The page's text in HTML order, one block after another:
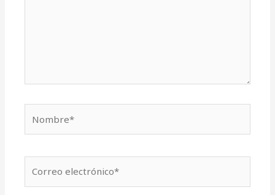
electrónico*